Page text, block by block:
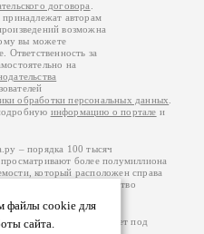
файлы cookie для
сайта.
договора
принадлежат авторам
возможна
вы можете
Ответственность за
на
обработки персональных данных
информацию о портале и
– порядка 100 тысяч
более полумиллиона
который расположен справа
по две цифры: количество
2026. Портал работает под